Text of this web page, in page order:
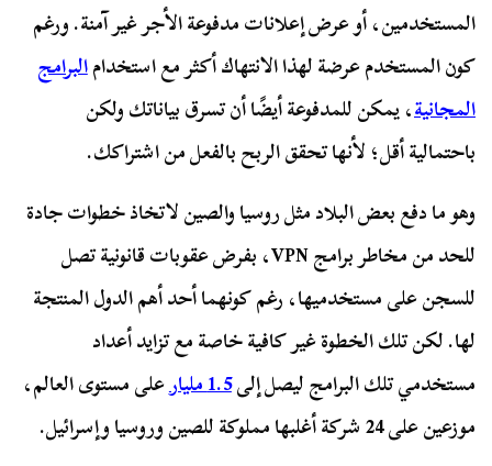
المستخدمين، أو عرض إعلانات مدفوعة الأجر غير آمنة. ورغم
كون المستخدم عرضة لهذا الانتهاك أكثر مع استخدامالبرامج
المجانية، يمكن للمدفوعة أيضًا أن تسرق بياناتك ولكن
باحتمالية أقل؛ لأنها تحقق الربح بالفعل من اشتراكك.
وهو ما دفع بعض البلاد مثل روسيا والصين لاتخاذ خطوات جادة
للحد من مخاطر برامج VPN، بفرض عقوبات قانونية تصل
للسجن على مستخدميها، رغم كونهما أحد أهم الدول المنتجة
لها. لكن تلك الخطوة غير كافية خاصة مع تزايد أعداد
مستخدمي تلك البرامج ليصل إلى1.5 مليار
على مستوى العالم،
موزعين على 24 شركة أغلبها مملوكة للصين وروسيا وإسرائيل.